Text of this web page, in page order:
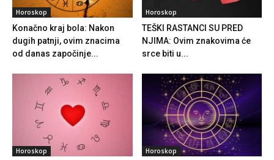
Horoskop
Konačno kraj bola: Nakon
dugih patnji, ovim znacima
od danas započinje...
Horoskop
TEŠKI RASTANCI SU PRED
NJIMA: Ovim znakovima će
srce biti u...
Horoskop Horoskop